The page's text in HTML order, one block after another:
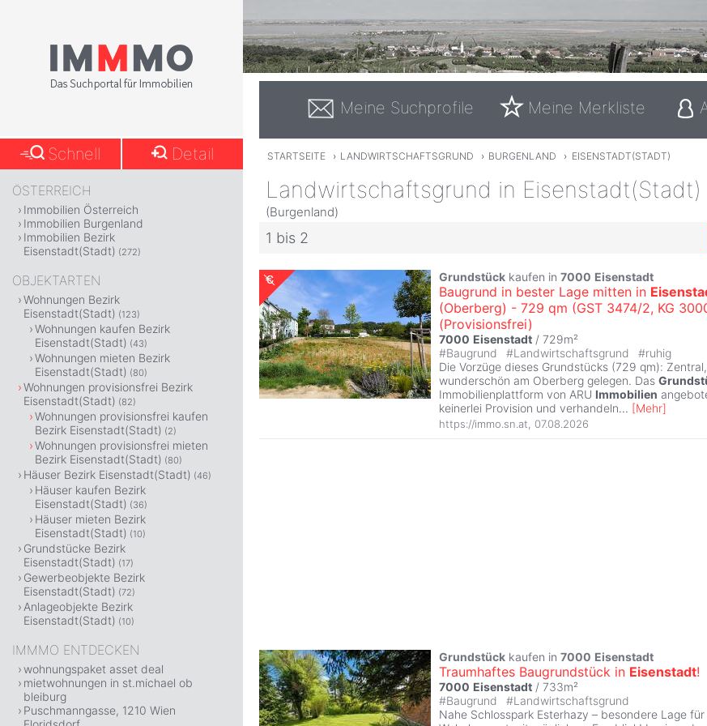
Meine Suchprofile Meine Merkliste
STARTSEITE › LANDWIRTSCHAFTSGRUND › BURGENLAND › EISENSTADT(STADT)
Landwirtschaftsgrund in Eisenstadt(Stadt)
(Burgenland)
1 bis 2
Grundstück kaufen in 7000 Eisenstadt
Baugrund in bester Lage mitten in
(Oberberg) - 729 qm (GST 3474/2, KG
(Provisionsfrei)
7000 Eisenstadt / 729m²
#Baugrund #Landwirtschaftsgrund #ruhig
Die Vorzüge dieses Grundstücks (729 qm):
wunderschön am Oberberg gelegen. Das
Immobilienplattform von ARU Immobilien
keinerlei Provision und verhandeln... [Mehr]
https://immo.sn.at 07.08.2026
Grundstück kaufen in 7000 Eisenstadt
Traumhaftes Baugrundstück in Eisenstadt!
7000 Eisenstadt / 733m²
#Baugrund #Landwirtschaftsgrund
Nahe Schlosspark Esterhazy – besondere Lage
Schnell Detail
ÖSTERREICH
Immobilien Österreich
Immobilien Burgenland
Immobilien Bezirk
Eisenstadt(Stadt) (272)
OBJEKTARTEN
Wohnungen Bezirk
Eisenstadt(Stadt) (123)
Wohnungen kaufen Bezirk
Eisenstadt(Stadt) (43)
Wohnungen mieten Bezirk
Eisenstadt(Stadt) (80)
Wohnungen provisionsfrei Bezirk
Eisenstadt(Stadt) (82)
Wohnungen provisionsfrei kaufen
Bezirk Eisenstadt(Stadt) (2)
Wohnungen provisionsfrei mieten
Bezirk Eisenstadt(Stadt) (80)
Häuser Bezirk Eisenstadt(Stadt) (46)
Häuser kaufen Bezirk
Eisenstadt(Stadt) (36)
Häuser mieten Bezirk
Eisenstadt(Stadt) (10)
Grundstücke Bezirk
Eisenstadt(Stadt) (17)
Gewerbeobjekte Bezirk
Eisenstadt(Stadt) (72)
Anlageobjekte Bezirk
Eisenstadt(Stadt) (10)
IMMMO ENTDECKEN
wohnungspaket asset deal
mietwohnungen in st.michael ob
bleiburg
Puschmanngasse, 1210 Wien